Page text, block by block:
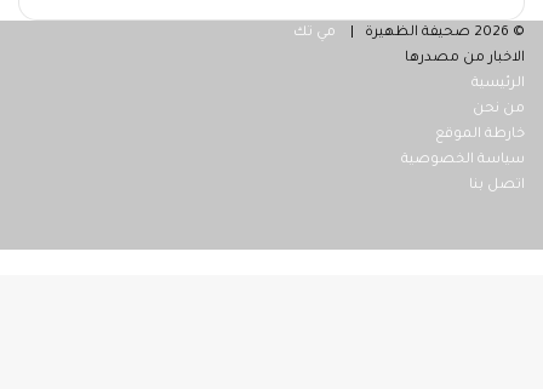
© 2026 صحيفة الظهيرة |
مي تك
الاخبار من مصدرها
الرئيسية
من نحن
خارطة الموقع
سياسة الخصوصية
اتصل بنا